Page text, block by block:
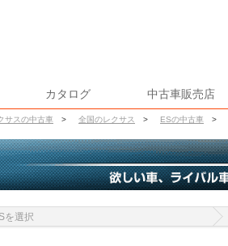
カタログ 中古車販売店
サスの中古車 > 全国のレクサス > ESの中古車 >
を選択